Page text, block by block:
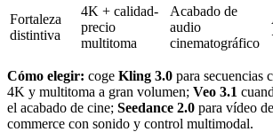
Fortaleza
distintiva
4K + calidad-
precio
multitoma
Acabado de
audio
cinematográfico
Cómo elegir: coge Kling 3.0 para secuencias
4K y multitoma a gran volumen; Veo 3.1
el acabado de cine; Seedance 2.0 para vídeo
commerce con sonido y control multimodal.